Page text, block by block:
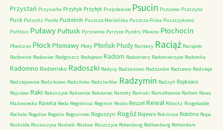
Przystań Przysucha Przytyk Przyłęk Przęsławice Psucin Pszczew Pszczyna
Puck Pulsnitz Purda Pustelnik Puszcza Mariańska Puszcza Piska Puszczykowo
Puttbus Puławy Pułtusk Pyrzowice Pyrzyce Pyzdry Pławno Płochocin
Płociczno PłockPłoniawy Płoty PłońskPłudy Racibory Raciąż Raciążek
Racławice Radawiec Radgoszcz Radojewo Radom Radomierz Radomierzyce Radomka
Radomno Radomsko Radoszki Radysy Radzanowo Radzanów Radzewo Radzieje
Radziejowice Radzikowo Radzików Radziwiłów Radzymin Radzyń Rajkowo
Rajszew Raki Rakoszyce Rakowice Rakowiec Ramoty Ramuki Ramułtowice Rathen Rawa
Mazowiecka Rawka Reda Regielnica Regimin Resko Reszel Rewal Ribnitz Ringebalde
Rochale Rogalice Rogalin Rogoziniec Roguszyn Rogóż Rojewo Rokitnica Rokitno Ropa
Roskilde Rossoszyca Rostock Rostow Roszczyce Rotenburg Rothenburg Rotterdam